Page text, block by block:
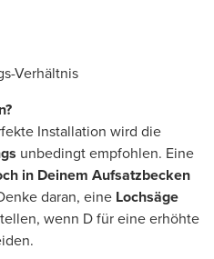
Verhältnis
Installation wird die
unbedingt empfohlen. Eine
in Deinem Aufsatzbecken
daran, eine Lochsäge
wenn D für eine erhöhte